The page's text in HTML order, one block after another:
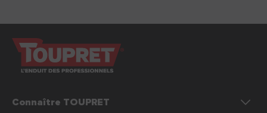
Connaître TOUPRET